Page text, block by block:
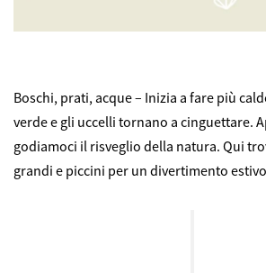
Boschi, prati, acque – Inizia a fare più
verde e gli uccelli tornano a cinguettare.
godiamoci il risveglio della natura. Qui
grandi e piccini per un divertimento